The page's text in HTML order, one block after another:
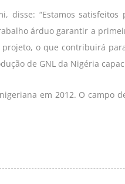
disse: “Estamos
árduo garantir a
o que contribuirá
de GNL da Nigéria
em 2012. O campo